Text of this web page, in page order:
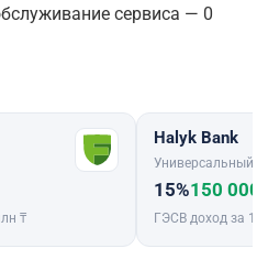
сервиса — 0
₸
Halyk Bank
Универсальный
15%
ГЭСВ
150
доход за